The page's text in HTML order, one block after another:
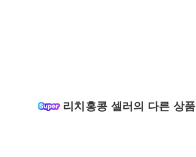
리치홍콩 셀러의 다른 상품